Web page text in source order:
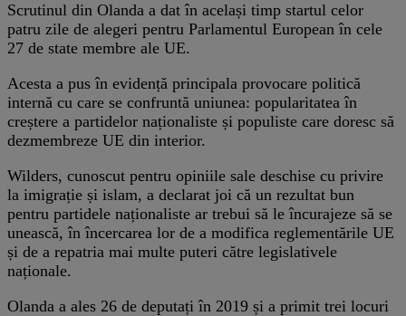
Scrutinul din Olanda a dat în același timp startul celor
patru zile de alegeri pentru Parlamentul European în cele
27 de state membre ale UE.
Acesta a pus în evidență principala provocare politică
internă cu care se confruntă uniunea: popularitatea în
creștere a partidelor naționaliste și populiste care doresc să
dezmembreze UE din interior.
Wilders, cunoscut pentru opiniile sale deschise cu privire
la imigrație și islam, a declarat joi că un rezultat bun
pentru partidele naționaliste ar trebui să le încurajeze să se
unească, în încercarea lor de a modifica reglementările UE
și de a repatria mai multe puteri către legislativele
naționale.
Olanda a ales 26 de deputați în 2019 și a primit trei locuri